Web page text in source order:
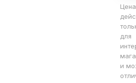
Цена
для
и